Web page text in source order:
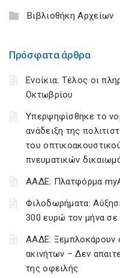
Βιβλιοθήκη Αρχείων
Πρόσφατα άρθρα
Ενοίκια: Τέλος οι
Οκτωβρίου
Υπερψηφίσθηκε το
ανάδειξη της
του
πνευματικών
ΑΑΔΕ: Πλατφόρμα
Φιλοδωρήματα:
300 ευρώ τον μήνα
ΑΑΔΕ: Ξεμπλοκάρουν
ακινήτων – Δεν
της οφειλής